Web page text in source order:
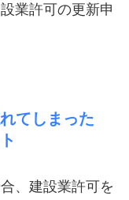
業許可の更新申
てしまった
、建設業許可を